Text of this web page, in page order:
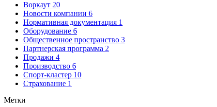
Воркаут 20
Новости компании 6
Нормативная документация 1
Оборудование 6
Общественное пространство 3
Партнерская программа 2
Продажи 4
Производство 6
Спорт-кластер 10
Страхование 1
Метки